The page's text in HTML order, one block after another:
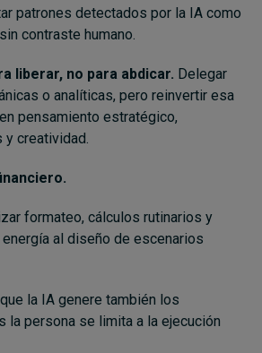
patrones detectados por la IA como
contraste humano.
liberar, no para abdicar. Delegar
o analíticas, pero reinvertir esa
pensamiento estratégico,
y creatividad.
formateo, cálculos rutinarios y
al diseño de escenarios
la IA genere también los
la persona se limita a la ejecución